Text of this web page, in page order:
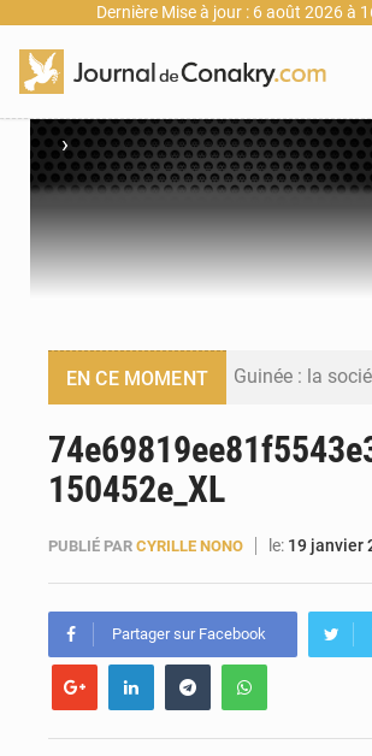
Dernière Mise à jour : 6 août 2026 à
›
EN CE MOMENT
150452e_XL
PUBLIÉ PAR CYRILLE NONO le: 19 janvier
Partager sur Facebook